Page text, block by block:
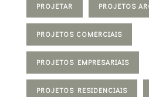
PROJETAR PROJETOS
PROJETOS COMERCIAIS
PROJETOS EMPRESARIAIS
PROJETOS RESIDENCIAIS